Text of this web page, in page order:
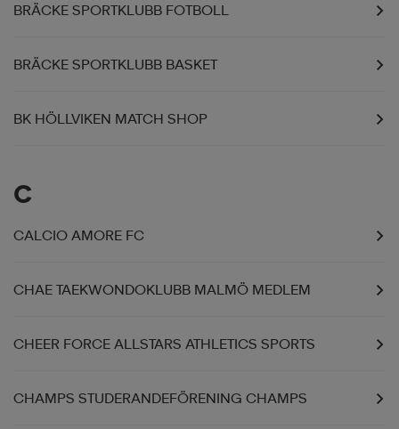
BRÄCKE SPORTKLUBB FOTBOLL
BRÄCKE SPORTKLUBB BASKET
BK HÖLLVIKEN MATCH SHOP
C
CALCIO AMORE FC
CHAE TAEKWONDOKLUBB MALMÖ MEDLEM
CHEER FORCE ALLSTARS ATHLETICS SPORTS
CHAMPS STUDERANDEFÖRENING CHAMPS